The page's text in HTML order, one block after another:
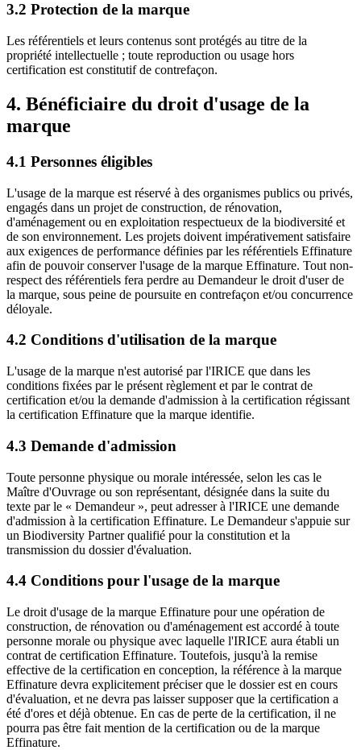
3.2 Protection de la marque
Les référentiels et leurs contenus sont protégés au titre de la
propriété intellectuelle ; toute reproduction ou usage hors
certification est constitutif de contrefaçon.
4. Bénéficiaire du droit d'usage de la
marque
4.1 Personnes éligibles
L'usage de la marque est réservé à des organismes publics ou privés,
engagés dans un projet de construction, de rénovation,
d'aménagement ou en exploitation respectueux de la biodiversité et
de son environnement. Les projets doivent impérativement satisfaire
aux exigences de performance définies par les référentiels Effinature
afin de pouvoir conserver l'usage de la marque Effinature. Tout non-
respect des référentiels fera perdre au Demandeur le droit d'user de
la marque, sous peine de poursuite en contrefaçon et/ou concurrence
déloyale.
4.2 Conditions d'utilisation de la marque
L'usage de la marque n'est autorisé par l'IRICE que dans les
conditions fixées par le présent règlement et par le contrat de
certification et/ou la demande d'admission à la certification régissant
la certification Effinature que la marque identifie.
4.3 Demande d'admission
Toute personne physique ou morale intéressée, selon les cas le
Maître d'Ouvrage ou son représentant, désignée dans la suite du
texte par le « Demandeur », peut adresser à l'IRICE une demande
d'admission à la certification Effinature. Le Demandeur s'appuie sur
un Biodiversity Partner qualifié pour la constitution et la
transmission du dossier d'évaluation.
4.4 Conditions pour l'usage de la marque
Le droit d'usage de la marque Effinature pour une opération de
construction, de rénovation ou d'aménagement est accordé à toute
personne morale ou physique avec laquelle l'IRICE aura établi un
contrat de certification Effinature. Toutefois, jusqu'à la remise
effective de la certification en conception, la référence à la marque
Effinature devra explicitement préciser que le dossier est en cours
d'évaluation, et ne devra pas laisser supposer que la certification a
été d'ores et déjà obtenue. En cas de perte de la certification, il ne
pourra pas être fait mention de la certification ou de la marque
Effinature.